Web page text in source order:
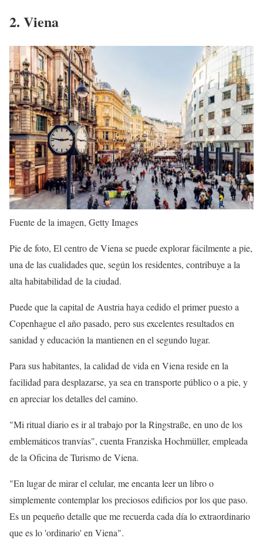
2. Viena
Fuente de la imagen, Getty Images
Pie de foto, El centro de Viena se puede explorar fácilmente a pie,
una de las cualidades que, según los residentes, contribuye a la
alta habitabilidad de la ciudad.
Puede que la capital de Austria haya cedido el primer puesto a
Copenhague el año pasado, pero sus excelentes resultados en
sanidad y educación la mantienen en el segundo lugar.
Para sus habitantes, la calidad de vida en Viena reside en la
facilidad para desplazarse, ya sea en transporte público o a pie, y
en apreciar los detalles del camino.
"Mi ritual diario es ir al trabajo por la Ringstraße, en uno de los
emblemáticos tranvías", cuenta Franziska Hochmüller, empleada
de la Oficina de Turismo de Viena.
"En lugar de mirar el celular, me encanta leer un libro o
simplemente contemplar los preciosos edificios por los que paso.
Es un pequeño detalle que me recuerda cada día lo extraordinario
que es lo 'ordinario' en Viena".